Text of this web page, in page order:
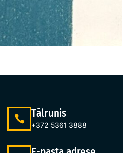
Tālrunis
+372 5361 3888